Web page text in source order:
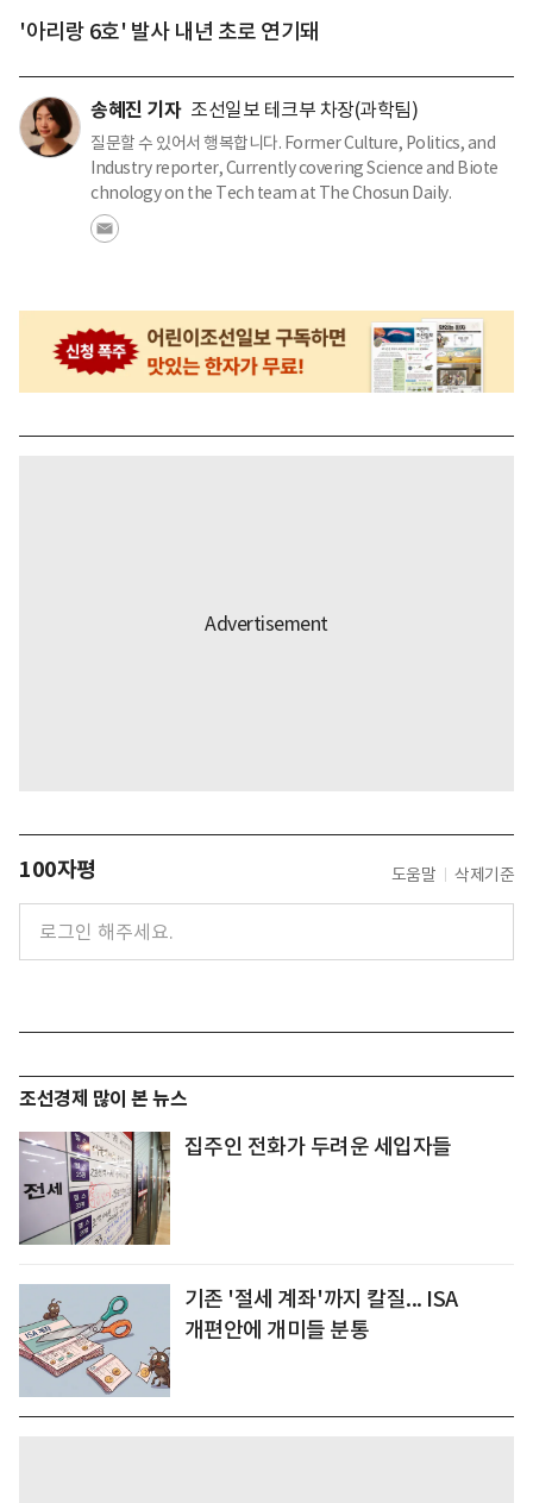
'아리랑 6호' 발사 내년 초로 연기돼
송혜진 기자 조선일보 테크부 차장(과학팀)
질문할 수 있어서 행복합니다. Former Culture, Politics, and
Industry reporter, Currently covering Science and Biote
chnology on the Tech team at The Chosun Daily.
100자평 도움말 삭제기준
조선경제 많이 본 뉴스
집주인 전화가 두려운 세입자들
기존 '절세 계좌'까지 칼질... ISA
개편안에 개미들 분통